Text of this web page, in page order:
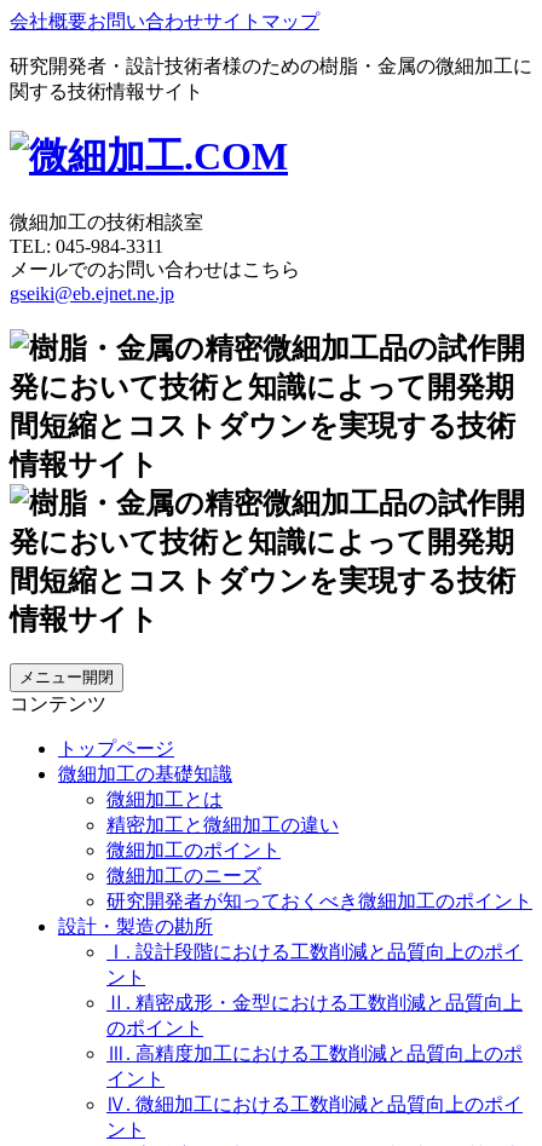
会社概要お問い合わせサイトマップ
研究開発者・設計技術者様のための樹脂・金属の微細加工に
関する技術情報サイト
微細加工の技術相談室
TEL: 045-984-3311
メールでのお問い合わせはこちら
gseiki@eb.ejnet.ne.jp
メニュー開閉
コンテンツ
トップページ
微細加工の基礎知識
微細加工とは
精密加工と微細加工の違い
微細加工のポイント
微細加工のニーズ
研究開発者が知っておくべき微細加工のポイント
設計・製造の勘所
Ⅰ. 設計段階における工数削減と品質向上のポイ
ント
Ⅱ. 精密成形・金型における工数削減と品質向上
のポイント
Ⅲ. 高精度加工における工数削減と品質向上のポ
イント
Ⅳ. 微細加工における工数削減と品質向上のポイ
ント